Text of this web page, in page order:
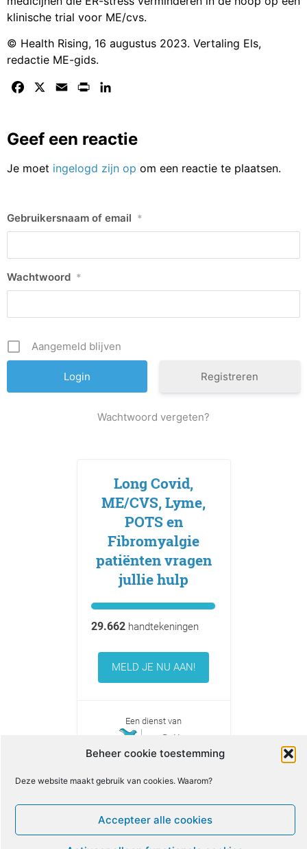
Beheer cookie toestemming
Deze website maakt gebruik van cookies. Waarom?
Accepteer alle cookies
klinische trial voor ME/cvs.
© Health Rising, 16 augustus 2023. Vertaling Els,
redactie ME-gids.
Facebook Email Print
Geef een reactie
Je moet ingelogd zijn op om een reactie te plaatsen.
Gebruikersnaam of email *
Wachtwoord *
Aangemeld blijven
Registreren
Wachtwoord vergeten?
Long Covid,
ME/CVS, Lyme,
POTS en
Fibromyalgie
patiënten vragen
jullie hulp
29.662handtekeningen
MELD JE NU AAN!
Een dienst van